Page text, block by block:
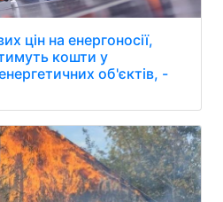
цін на енергоносії,
кошти у
об'єктів, -